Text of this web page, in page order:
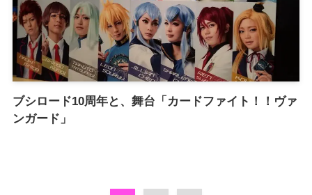
ブシロード10周年と、舞台「カードファイト！！ヴァ
ンガード」